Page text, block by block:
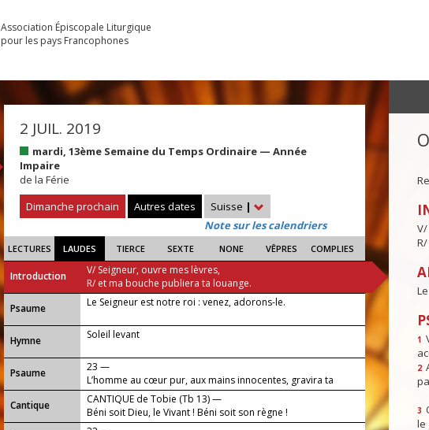
Association Épiscopale Liturgique
pour les pays Francophones
2 JUIL. 2019
mardi, 13ème Semaine du Temps Ordinaire — Année
Impaire
de la Férie
Dimanche prochain
Autres dates Suisse |
Note sur les calendriers
LECTURES LAUDES TIERCE SEXTE NONE VÊPRES COMPLIES
Introduction
V/ Seigneur, ouvre mes lèvres,
R/ et ma bouche publiera ta louange.
Psaume
Le Seigneur est notre roi : venez, adorons-le.
Hymne Soleil levant
Psaume
23 —
L’homme au cœur pur, aux mains innocentes, gravira ta
montagne, Seigneur.
Cantique
CANTIQUE de Tobie (Tb 13) —
Béni soit Dieu, le Vivant ! Béni soit son règne !
1
2
3
le